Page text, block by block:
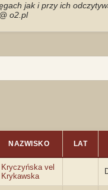
jak i przy ich
o2.pl
NAZWISKO LAT
Kryczyńska vel
Krykawska